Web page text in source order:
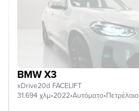
BMW X3
xDrive20d FACELIFT
31.694 χλμ•2022•Αυτόματο•Πετρέλαιο